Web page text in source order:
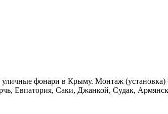
фонари в Крыму. Монтаж
Евпатория, Саки, Джанкой, Судак,